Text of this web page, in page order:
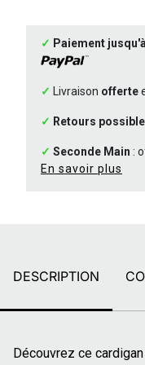
✓ Paiement
✓ Livraison offerte
✓ Retours
✓ Seconde Main :
En savoir plus
DESCRIPTION
Découvrez ce